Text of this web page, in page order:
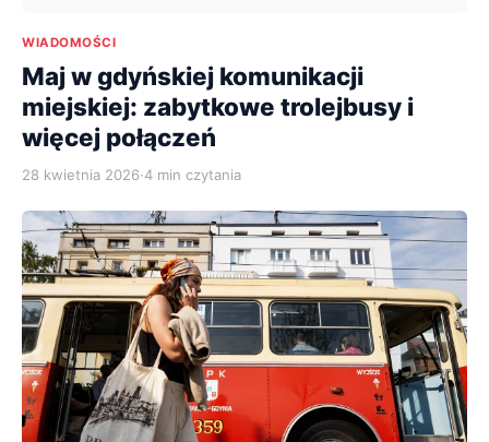
WIADOMOŚCI
Maj w gdyńskiej komunikacji
miejskiej: zabytkowe trolejbusy i
więcej połączeń
28 kwietnia 2026·4 min czytania